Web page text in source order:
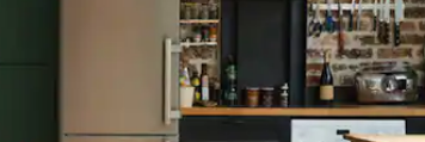
hacia arriba y hacia abajo o explora con el